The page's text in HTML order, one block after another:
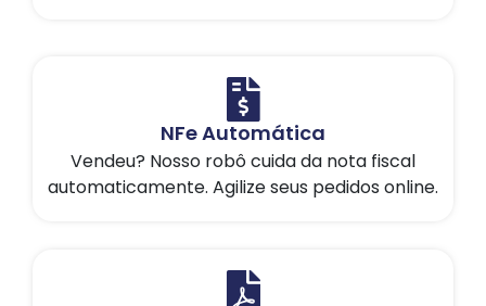
NFe Automática
Vendeu? Nosso robô cuida da nota fiscal
automaticamente. Agilize seus pedidos online.